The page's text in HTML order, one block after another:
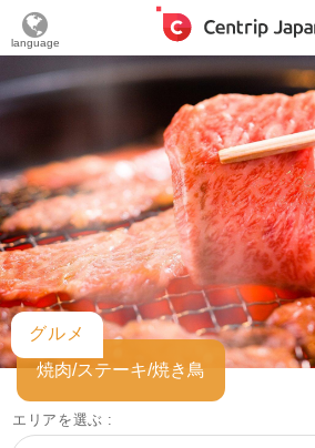
language
グルメ
焼肉/ステーキ/焼き鳥
エリアを選ぶ :